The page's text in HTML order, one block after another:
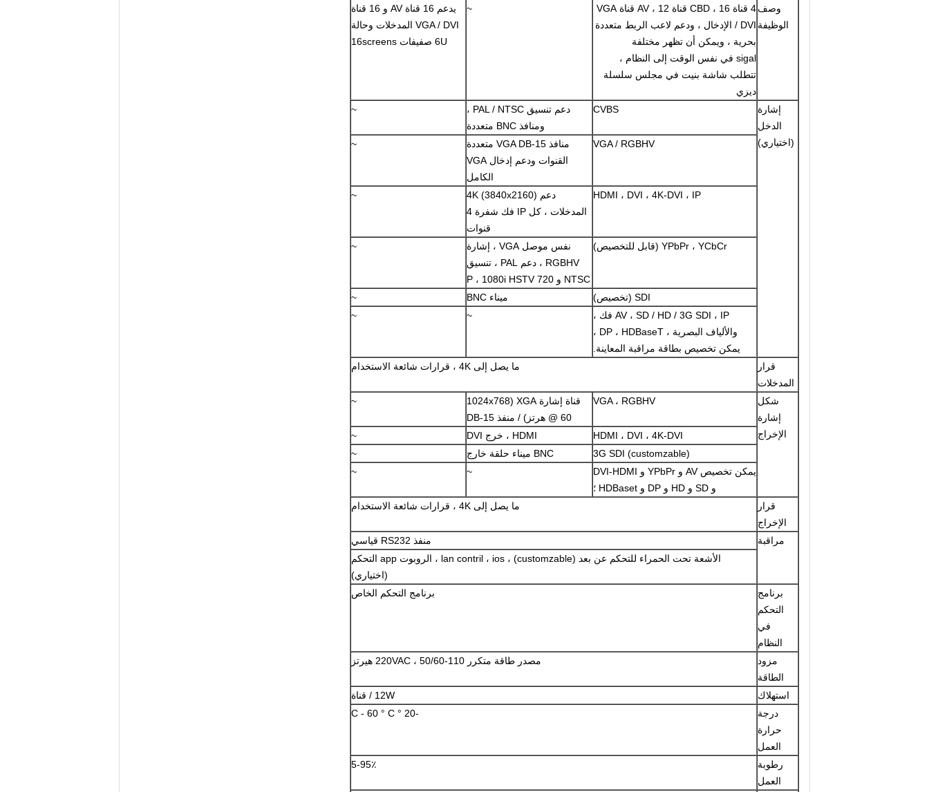
اترك رسالة
إرسال
وصف
الوظيفة
4 قناة CBD ، 16 قناة AV ، 12 قناة VGA
/ DVI الإدخال ، ودعم لاعب الربط متعددة
بحرية ، ويمكن أن تظهر مختلفة
sigal في نفس الوقت إلى النظام ،
تتطلب شاشة بنيت في مجلس سلسلة
ديزي
~
يدعم 16 قناة AV و 16 قناة
VGA / DVI المدخلات وحالة
6U صفيفات 16screens
إشارة
الدخل
(اختياري)
CVBS
دعم تنسيق PAL / NTSC ،
ومنافذ BNC متعددة
~
VGA / RGBHV
منافذ VGA DB-15 متعددة
القنوات ودعم إدخال VGA
الكامل
~
HDMI ، DVI ، 4K-DVI ، IP
دعم 4K (3840x2160)
المدخلات ، كل IP فك شفرة 4
قنوات
~
YPbPr ، YCbCr (قابل للتخصيص)
نفس موصل VGA ، إشارة
RGBHV ، دعم PAL ، تنسيق
NTSC و 720 P ، 1080i HSTV
~
SDI (تخصيص) ميناء BNC
~
AV ، SD / HD / 3G SDI ، IP فك ،
والألياف البصرية ، DP ، HDBaseT ،
يمكن تخصيص بطاقة مراقبة المعاينة.
~
~
قرار
المدخلات
ما يصل إلى 4K ، قرارات شائعة الاستخدام
شكل
إشارة
الإخراج
VGA ، RGBHV
قناة إشارة XGA (1024x768
@ 60 هرتز) / منفذ DB-15
~
HDMI ، DVI ، 4K-DVI HDMI ، خرج DVI
~
3G SDI (customzable)
BNC ميناء حلقة خارج
~
يمكن تخصيص AV و YPbPr و DVI-HDMI
و SD و HD و DP و HDBaset ؛
~
~
قرار
الإخراج
ما يصل إلى 4K ، قرارات شائعة الاستخدام
مراقبة
منفذ RS232 قياسي
الأشعة تحت الحمراء للتحكم عن بعد (customzable) ، lan contril ، ios ، الروبوت app التحكم
(اختياري)
برنامج
التحكم
في
النظام
برنامج التحكم الخاص
مزود
الطاقة
مصدر طاقة متكرر 110-220VAC ، 50/60 هيرتز
استهلاك
12W / قناة
درجة
حرارة
العمل
-20 ° C - 60 ° C
رطوبة
العمل
5-95٪